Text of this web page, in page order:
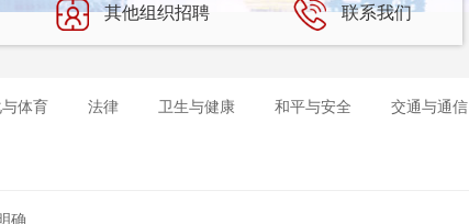
其他组织招聘 联系我们
体育 法律 卫生与健康 和平与安全 交通与通信
确